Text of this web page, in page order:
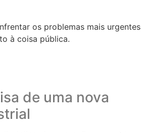
os problemas mais urgentes
à coisa pública.
de uma nova